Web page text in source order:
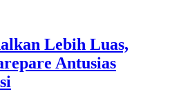
Lebih Luas,
Antusias